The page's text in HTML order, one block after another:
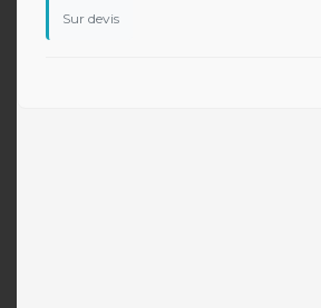
Sur devis